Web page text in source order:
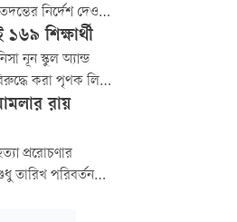
নির্দেশ দেওয়া
দায়রা জজ
নির্দেশ
শিক্ষার্থী
নূন স্কুল অ্যান্ড
করা পৃথক লিভ
ফিরতে পারল না
রায়
প্ররোচণার
তারিখ পরিবর্তন